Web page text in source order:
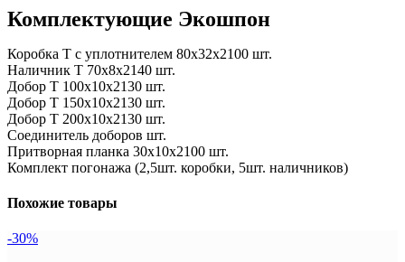
Комплектующие Экошпон
Коробка Т с уплотнителем 80х32х2100 шт.
Наличник Т 70х8х2140 шт.
Добор Т 100х10х2130 шт.
Добор Т 150х10х2130 шт.
Добор Т 200х10х2130 шт.
Соединитель доборов шт.
Притворная планка 30х10х2100 шт.
Комплект погонажа (2,5шт. коробки, 5шт. наличников)
Похожие товары
-30%